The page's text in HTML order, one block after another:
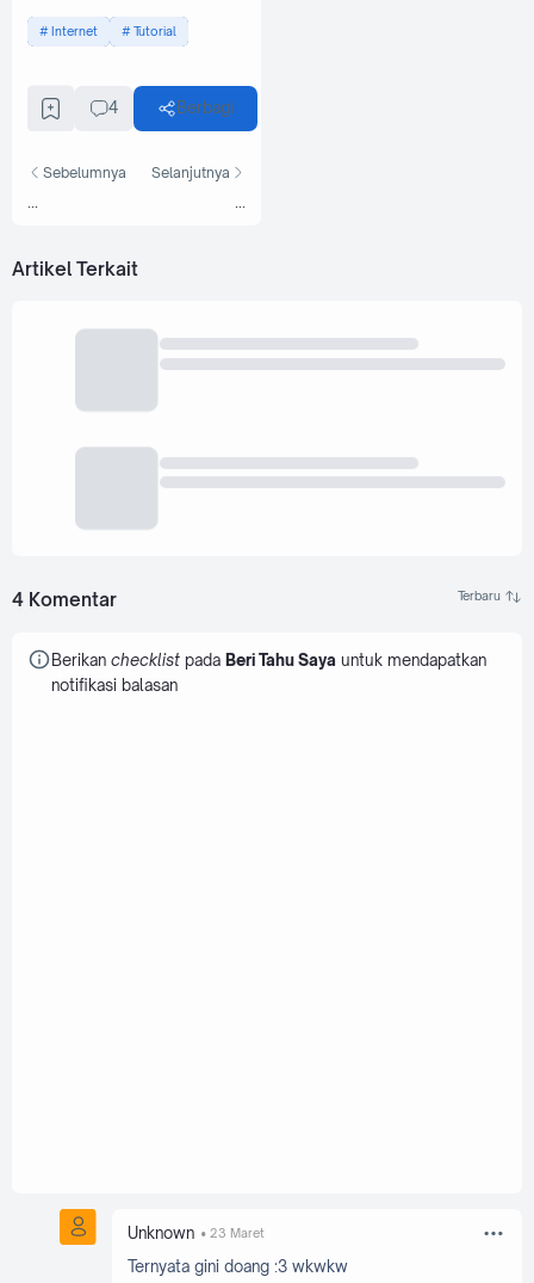
Internet Tutorial
4 Berbagi
Sebelumnya Selanjutnya
Artikel Terkait
4 Komentar
Berikan checklistpada Beri Tahu Saya untuk mendapatkan
notifikasi balasan
Unknown 23 Maret
Ternyata gini doang :3 wkwkw